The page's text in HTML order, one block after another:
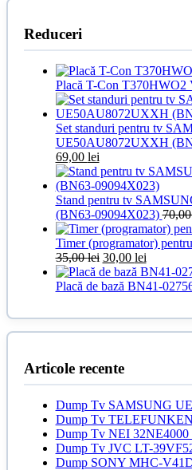
Reduceri
Placă T-Con
Set standuri pentru tv
UE50AU8072UXXH
Prețul
inițial
a
fost:
99,00 lei.
69,00 leiPrețul
curent
este:
69,00 lei.
Stand pentru tv
(BN63-09094X023)
Timer (programator)
35,00lei Prețul
inițial
a
30,00 leiPrețul
curent
este:
Placă de bază BN41-
Articole recente
Dump Tv SAMSUNG
Dump Tv
Dump Tv NEI 32NE4000
Dump Tv JVC LT-
Dump SONY MHC-